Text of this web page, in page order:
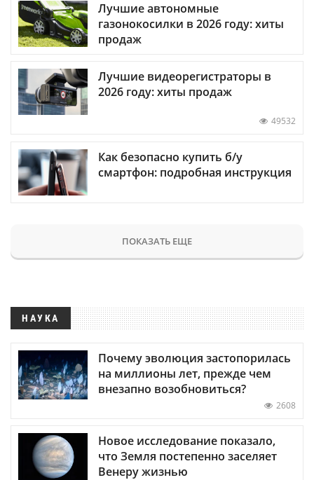
Лучшие автономные
газонокосилки в 2026 году: хиты
продаж
Лучшие видеорегистраторы в
2026 году: хиты продаж
49532
Как безопасно купить б/у
смартфон: подробная инструкция
ПОКАЗАТЬ ЕЩЕ
НАУКА
Почему эволюция застопорилась
на миллионы лет, прежде чем
внезапно возобновиться?
2608
Новое исследование показало,
что Земля постепенно заселяет
Венеру жизнью